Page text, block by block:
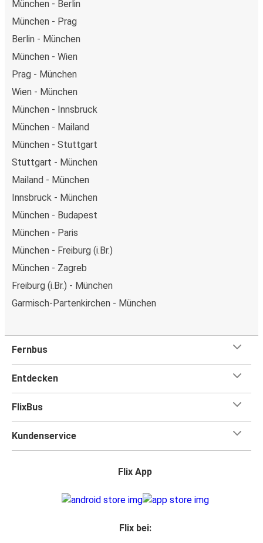
München - Berlin
München - Prag
Berlin - München
München - Wien
Prag - München
Wien - München
München - Innsbruck
München - Mailand
München - Stuttgart
Stuttgart - München
Mailand - München
Innsbruck - München
München - Budapest
München - Paris
München - Freiburg (i.Br.)
München - Zagreb
Freiburg (i.Br.) - München
Garmisch-Partenkirchen - München
Fernbus
Entdecken
FlixBus
Kundenservice
Flix App
Flix bei: